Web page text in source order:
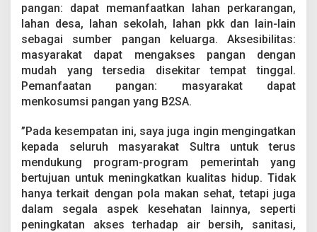
pangan: dapat memanfaatkan lahan perkarangan,
lahan desa, lahan sekolah, lahan pkk dan lain-lain
sebagai sumber pangan keluarga. Aksesibilitas:
masyarakat dapat mengakses pangan dengan
mudah yang tersedia disekitar tempat tinggal.
Pemanfaatan pangan: masyarakat dapat
menkosumsi pangan yang B2SA.
”Pada kesempatan ini, saya juga ingin mengingatkan
kepada seluruh masyarakat Sultra untuk terus
mendukung program-program pemerintah yang
bertujuan untuk meningkatkan kualitas hidup. Tidak
hanya terkait dengan pola makan sehat, tetapi juga
dalam segala aspek kesehatan lainnya, seperti
peningkatan akses terhadap air bersih, sanitasi,